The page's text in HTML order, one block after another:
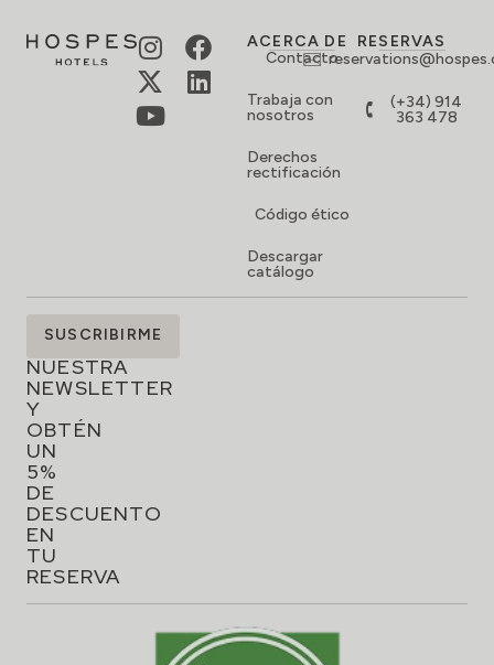
ACERCA DE
Contacto
Trabaja con
nosotros
Derechos
rectificación
Código ético
Descargar
catálogo
RESERVAS
(+34) 914
363 478
SUSCRÍBETE
NUESTRA
NEWSLETTER
Y
OBTÉN
UN
5%
DE
DESCUENTO
EN
TU
RESERVA
SUSCRIBIRME